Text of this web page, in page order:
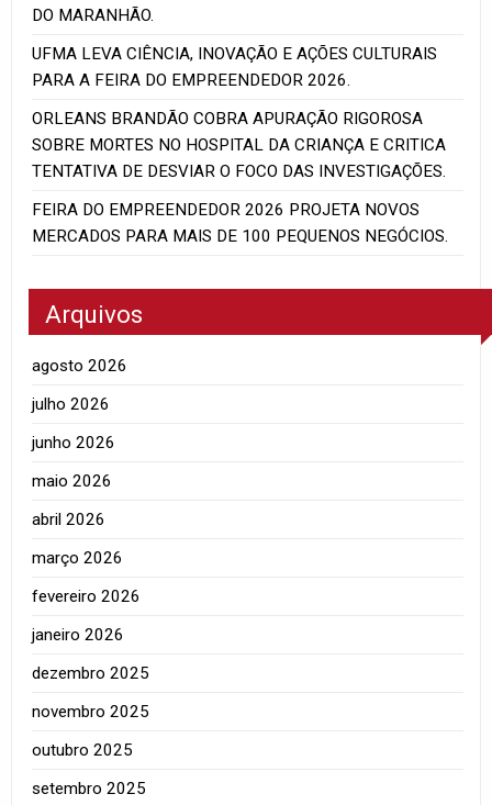
DO MARANHÃO.
UFMA LEVA CIÊNCIA, INOVAÇÃO E AÇÕES CULTURAIS
PARA A FEIRA DO EMPREENDEDOR 2026.
ORLEANS BRANDÃO COBRA APURAÇÃO RIGOROSA
SOBRE MORTES NO HOSPITAL DA CRIANÇA E CRITICA
TENTATIVA DE DESVIAR O FOCO DAS INVESTIGAÇÕES.
FEIRA DO EMPREENDEDOR 2026 PROJETA NOVOS
MERCADOS PARA MAIS DE 100 PEQUENOS NEGÓCIOS.
Arquivos
agosto 2026
julho 2026
junho 2026
maio 2026
abril 2026
março 2026
fevereiro 2026
janeiro 2026
dezembro 2025
novembro 2025
outubro 2025
setembro 2025